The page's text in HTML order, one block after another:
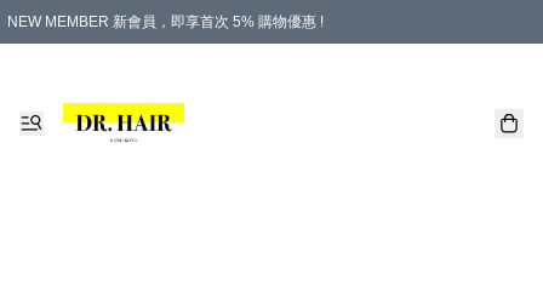
NEW MEMBER 新會員，即享首次 5% 購物優惠 !